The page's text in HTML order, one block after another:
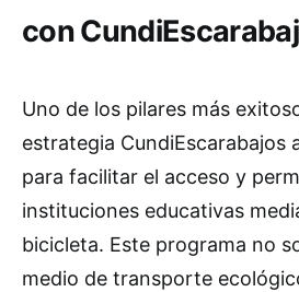
con
Uno de los pilares más
estrategia CundiEscarabajos
para facilitar el acceso y
instituciones educativas
bicicleta. Este programa no
medio de transporte